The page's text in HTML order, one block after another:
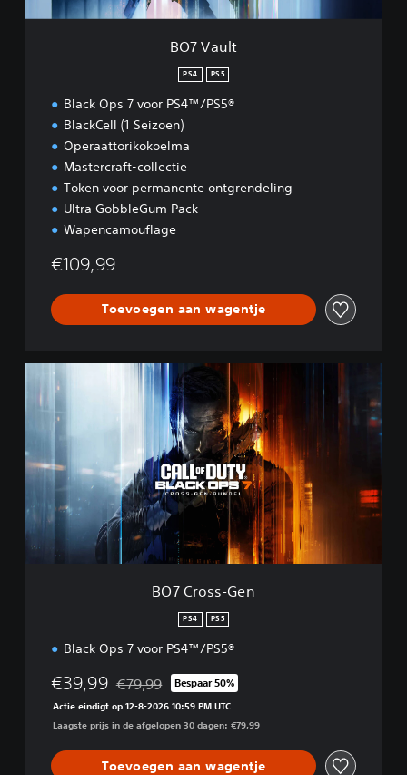
BO7 Vault
PS4 PS5
Black Ops 7 voor PS4™/PS5®
BlackCell (1 Seizoen)
Operaattorikokoelma
Mastercraft-collectie
Token voor permanente ontgrendeling
Ultra GobbleGum Pack
Wapencamouflage
€109,99
Toevoegen aan wagentje
o
s
-
G
BO7 Cross-Gen
PS4 PS5
Black Ops 7 voor PS4™/PS5®
€39,99 Korting ten opzichte van de oorspronkelijke prijs
€79,99 Bespaar 50%
Actie eindigt op 12-8-2026 10:59 PM UTC
Laagste prijs in de afgelopen 30 dagen: €79,99
Toevoegen aan wagentje